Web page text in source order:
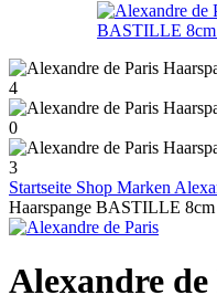
Startseite Shop Marken
Haarspange BASTILLE 8cm
Alexandre